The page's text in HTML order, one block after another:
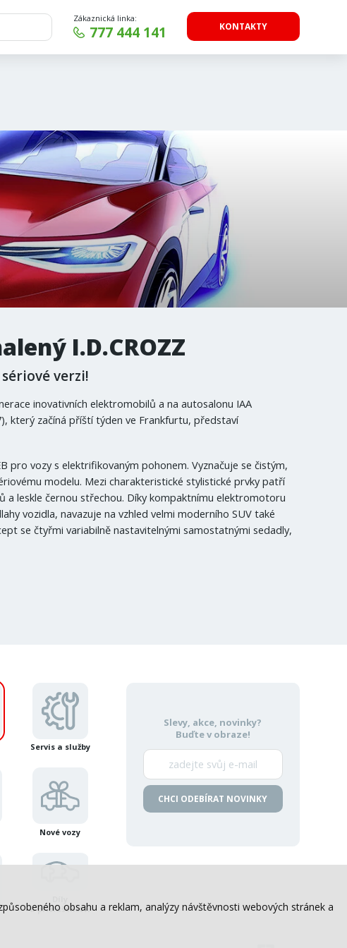
obsahu a reklam, analýzy návštěvnosti webových stránek a
Zákaznická linka:
777 444 141 KONTAKTY
I.D.CROZZ
verzi!
inovativních elektromobilů a na autosalonu IAA
který začíná příští týden ve Frankfurtu, představí
pro vozy s elektrifikovaným pohonem. Vyznačuje se čistým,
modelu. Mezi charakteristické stylistické prvky patří
leskle černou střechou. Díky kompaktnímu elektromotoru
vozidla, navazuje na vzhled velmi moderního SUV také
se čtyřmi variabilně nastavitelnými samostatnými sedadly,
Servis a služby
Nové vozy
a příslušenství
Slevy, akce, novinky?
Buďte v obraze!
CHCI ODEBÍRAT NOVINKY